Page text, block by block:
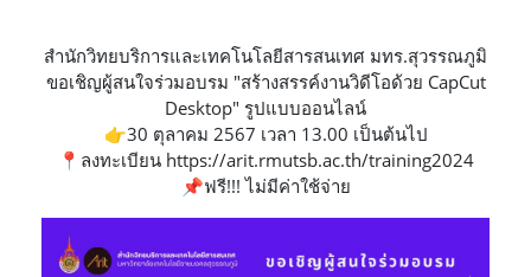
สำนักวิทยบริการและเทคโนโลยีสารสนเทศ มทร.สุวรรณภูมิ
ขอเชิญผู้สนใจร่วมอบรม "สร้างสรรค์งานวิดีโอด้วย CapCut
Desktop" รูปแบบออนไลน์
👉30 ตุลาคม 2567 เวลา 13.00 เป็นต้นไป
📍ลงทะเบียน https://arit.rmutsb.ac.th/training2024
📌ฟรี!!! ไม่มีค่าใช้จ่าย